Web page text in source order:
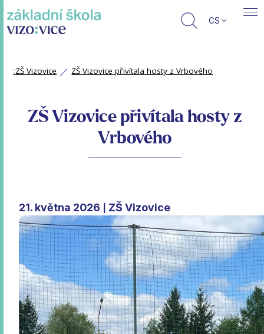
CS
:ZŠ Vizovice ZŠ Vizovice přivítala hosty z Vrbového
ZŠ Vizovice přivítala hosty z
Vrbového
21. května 2026 ZŠ Vizovice